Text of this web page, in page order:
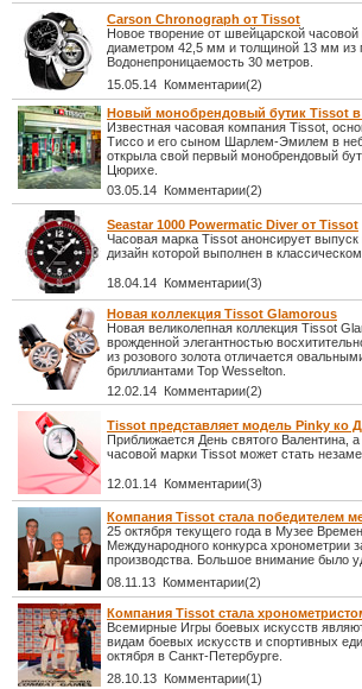
Carson Chronograph от Tissot
Новое творение от швейцарской
диаметром 42,5 мм и толщиной 13 мм из
Водонепроницаемость 30 метров.
15.05.14 Комментарии(2)
Новый монобрендовый бутик Tissot
Известная часовая компания Tissot,
Тиссо и его сыном Шарлем-Эмилем в
открыла свой первый монобрендовый
Цюрихе.
03.05.14 Комментарии(2)
Seastar 1000 Powermatic Diver от Tissot
Часовая марка Tissot анонсирует
дизайн которой выполнен в
18.04.14 Комментарии(3)
Новая коллекция Tissot Glamorous
Новая великолепная коллекция Tissot
врожденной элегантностью
из розового золота отличается
бриллиантами Top Wesselton.
12.02.14 Комментарии(2)
Tissot представляет модель Pinky ко
Приближается День святого Валентина,
часовой марки Tissot может стать
12.01.14 Комментарии(3)
Компания Tissot стала победителем
25 октября текущего года в Музее
Международного конкурса хронометрии
производства. Большое внимание было
08.11.13 Комментарии(2)
Компания Tissot стала
Всемирные Игры боевых искусств
видам боевых искусств и спортивных
октября в Санкт-Петербурге.
28.10.13 Комментарии(1)